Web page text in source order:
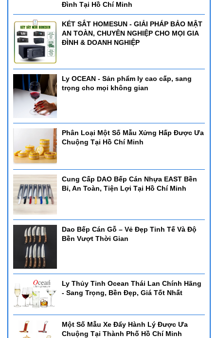
Đình Tại Hồ Chí Minh
KÉT SẮT HOMESUN - GIẢI PHÁP BẢO MẬT
AN TOÀN, CHUYÊN NGHIỆP CHO MỌI GIA
ĐÌNH & DOANH NGHIỆP
Ly OCEAN - Sản phẩm ly cao cấp, sang
trọng cho mọi không gian
Phân Loại Một Số Mẫu Xửng Hấp Được Ưa
Chuộng Tại Hồ Chí Minh
Cung Cấp DAO Bếp Cán Nhựa EAST Bền
Bỉ, An Toàn, Tiện Lợi Tại Hồ Chí Minh
Dao Bếp Cán Gỗ – Vẻ Đẹp Tinh Tế Và Độ
Bền Vượt Thời Gian
Ly Thủy Tinh Ocean Thái Lan Chính Hãng
- Sang Trọng, Bền Đẹp, Giá Tốt Nhất
Một Số Mẫu Xe Đẩy Hành Lý Được Ưa
Chuộng Tại Thành Phố Hồ Chí Minh